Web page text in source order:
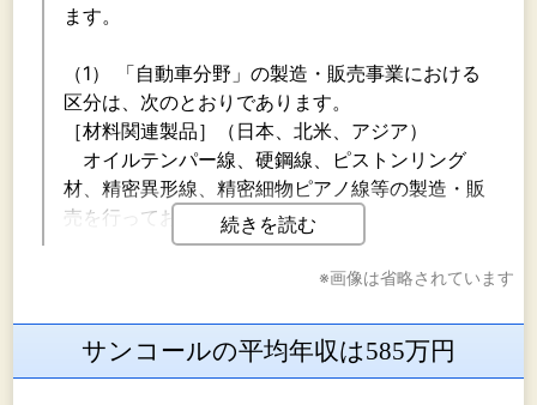
続きを読む
ます。
（1） 「自動車分野」の製造・販売事業における
区分は、次のとおりであります。
［材料関連製品］（日本、北米、アジア）
オイルテンパー線、硬鋼線、ピストンリング
材、精密異形線、精密細物ピアノ線等の製造・販
売を行っております。
［自動車関連製品］（日本、北米、アジア）
安全装置機能部品、ＡＢＳ用センサーリング、Ａ
ＢＳ用アクチュエーター、バルブコッター、ブー
※画像は省略されています
サンコールの平均年収は585万円